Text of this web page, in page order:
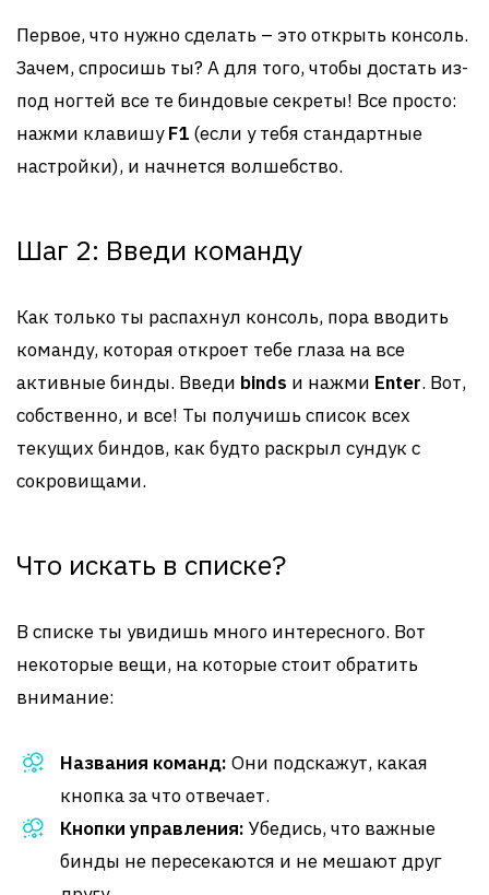
Первое, что нужно сделать – это открыть консоль.
Зачем, спросишь ты? А для того, чтобы достать из-
под ногтей все те биндовые секреты! Все просто:
нажми клавишуF1 (если у тебя стандартные
настройки), и начнется волшебство.
Шаг 2: Введи команду
Как только ты распахнул консоль, пора вводить
команду, которая откроет тебе глаза на все
активные бинды. Введи binds и нажми Enter. Вот,
собственно, и все! Ты получишь список всех
текущих биндов, как будто раскрыл сундук с
сокровищами.
Что искать в списке?
В списке ты увидишь много интересного. Вот
некоторые вещи, на которые стоит обратить
внимание:
Названия команд: Они подскажут, какая
кнопка за что отвечает.
Кнопки управления: Убедись, что важные
бинды не пересекаются и не мешают друг